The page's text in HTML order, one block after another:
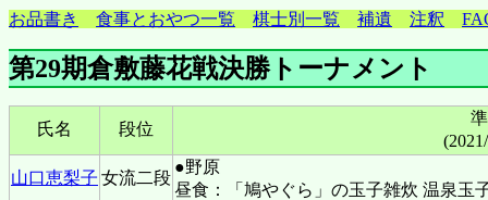
お品書き 食事とおやつ一覧 棋士別一覧 補遺 注釈
第29期倉敷藤花戦決勝トーナメント
氏名 段位
山口恵梨子 女流二段
●野原
昼食：「鳩やぐら」の玉子雑炊 温泉玉